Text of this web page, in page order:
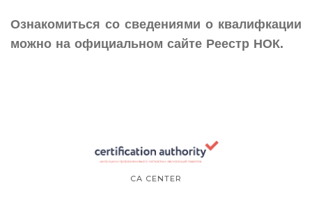
Ознакомиться со сведениями о квалифкации
можно на официальном сайте Реестр НОК.
CA CENTER